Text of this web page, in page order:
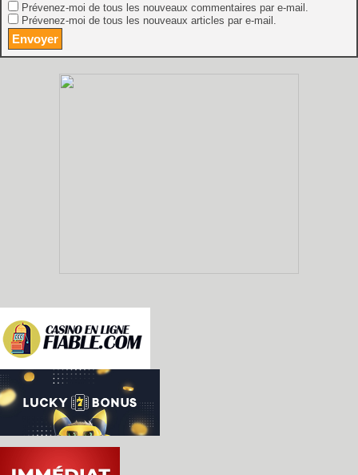
Prévenez-moi de tous les nouveaux commentaires par e-mail.
Prévenez-moi de tous les nouveaux articles par e-mail.